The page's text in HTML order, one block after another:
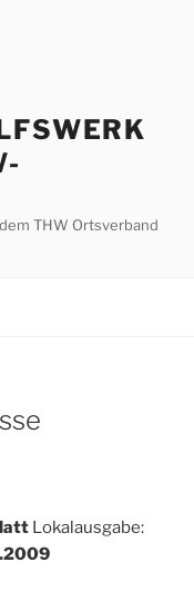
THW Ortsverband
Lokalausgabe: